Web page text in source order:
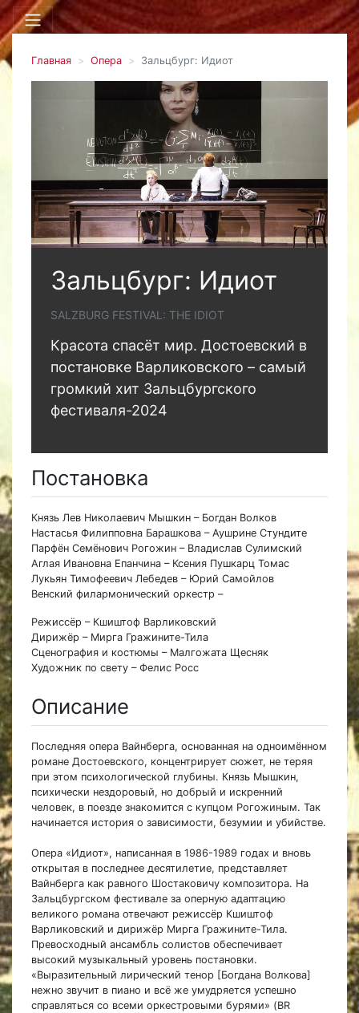
Главная Опера Зальцбург: Идиот
Зальцбург: Идиот
SALZBURG FESTIVAL: THE IDIOT
Красота спасёт мир. Достоевский в
постановке Варликовского – самый
громкий хит Зальцбургского
фестиваля-2024
Постановка
Князь Лев Николаевич Мышкин – Богдан Волков
Настасья Филипповна Барашкова – Аушрине Стундите
Парфён Семёнович Рогожин – Владислав Сулимский
Аглая Ивановна Епанчина – Ксения Пушкарц Томас
Лукьян Тимофеевич Лебедев – Юрий Самойлов
Венский филармонический оркестр –
Режиссёр – Кшиштоф Варликовский
Дирижёр – Мирга Гражините-Тила
Сценография и костюмы – Малгожата Щесняк
Художник по свету – Фелис Росс
Описание
Последняя опера Вайнберга, основанная на одноимённом
романе Достоевского, концентрирует сюжет, не теряя
при этом психологической глубины. Князь Мышкин,
психически нездоровый, но добрый и искренний
человек, в поезде знакомится с купцом Рогожиным. Так
начинается история о зависимости, безумии и убийстве.
Опера «Идиот», написанная в 1986-1989 годах и вновь
открытая в последнее десятилетие, представляет
Вайнберга как равного Шостаковичу композитора. На
Зальцбургском фестивале за оперную адаптацию
великого романа отвечают режиссёр Кшиштоф
Варликовский и дирижёр Мирга Гражините-Тила.
Превосходный ансамбль солистов обеспечивает
высокий музыкальный уровень постановки.
«Выразительный лирический тенор [Богдана Волкова]
нежно звучит в пиано и всё же умудряется успешно
справляться со всеми оркестровыми бурями» (BR